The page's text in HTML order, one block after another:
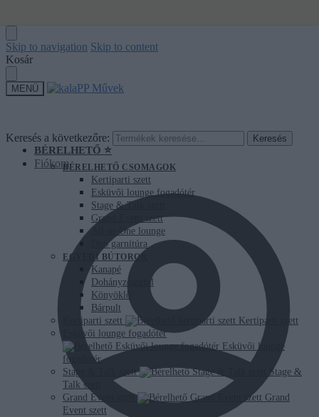
Skip to navigation Skip to content
Kosár
MENÜ
Keresés a következőre: Keresés
Fiókom
BÉRELHETŐ ⭐
BÉRELHETŐ CSOMAGOK
Kertiparti szett
Esküvői lounge fogadótér
Stage & Talk szett
Grand Event szett
All-in-One lounge
Duo garnitúra
EGYEDI BÚTOROK
Kanapé
Dohányzóasztal
Könyöklő
Bárpult
Kertiparti szett
Kertiparti szett
Esküvői lounge fogadótér
Esküvői lounge
fogadótér
Stage & Talk szett
Stage &
Talk szett
Grand Event szett
Grand
Event szett